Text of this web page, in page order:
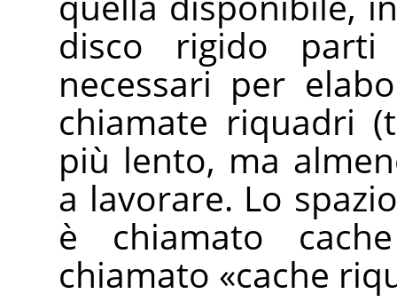
disco rigido parti
necessari per
chiamate riquadri
più lento, ma
a lavorare. Lo
è chiamato
chiamato «cache